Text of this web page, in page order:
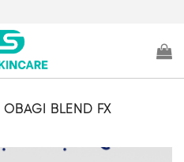
OBAGI BLEND FX